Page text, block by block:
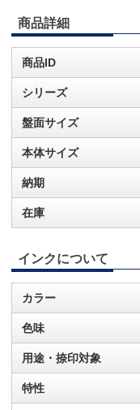
商品詳細
商品ID
シリーズ
盤面サイズ
本体サイズ
納期
在庫
インクについて
カラー
色味
用途・捺印対象
特性